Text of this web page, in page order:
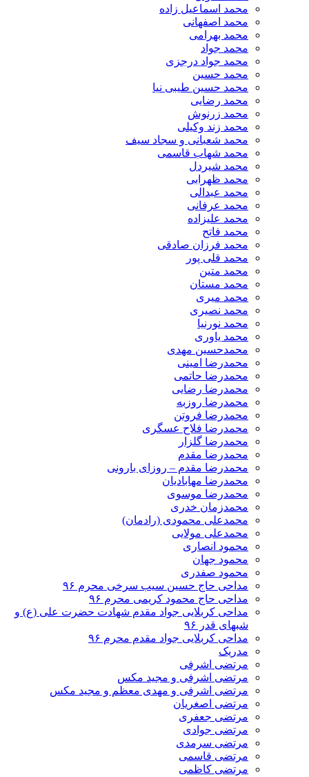
محمد اسماعیل زاده
محمد اصفهانی
محمد بهرامی
محمد جواد
محمد جواد درجزی
محمد حسین
محمد حسین طیبی نیا
محمد رضایی
محمد زرنوش
محمد زند وکیلی
محمد شعبانی و سجاد سیف
محمد شهاب قاسمی
​محمد شیردل
محمد ظهرابی
محمد عبدالی
محمد عرفانی
محمد علیزاده
محمد فاتح
محمد فرزان صادقی
محمد قلی پور
محمد متین
محمد مستان
محمد میری
محمد نصیری
محمد نورنیا
محمد یاوری
محمدحسین مهدی
محمدرضا امینی
محمدرضا حاتمی
محمدرضا رضایی
محمدرضا روزبه
محمدرضا فروتن
محمدرضا فلاح عسگری
محمدرضا گلزار
محمدرضا مقدم
محمدرضا مقدم – روزای بارونی
محمدرضا مهابادیان
محمدرضا موسوی
محمدزمان خدری
محمدعلی محمودی (رادمان)
محمدعلی مولایی
محمود انصاری
محمود جهان
محمود صفدری
مداحی حاج حسین سیب سرخی محرم ۹۶
مداحی حاج محمود کریمی محرم ۹۶
مداحی کربلایی جواد مقدم شهادت حضرت علی (ع) و
شبهای قدر ۹۶
مداحی کربلایی جواد مقدم محرم ۹۶
مدریک
مرتضی اشرفی
مرتضی اشرفی و مجید مکس
مرتضی اشرفی و مهدی معظم و مجید مکس
مرتضی اصغریان
مرتضی جعفری
مرتضی جوادی
مرتضی سرمدی
مرتضی قاسمی
مرتضی کاظمی